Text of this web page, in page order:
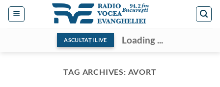
Skip
ASCULTAȚI LIVE Loading ...
TAG ARCHIVES: AVORT